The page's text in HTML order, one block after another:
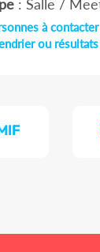
: Salle /
à
ou résultats